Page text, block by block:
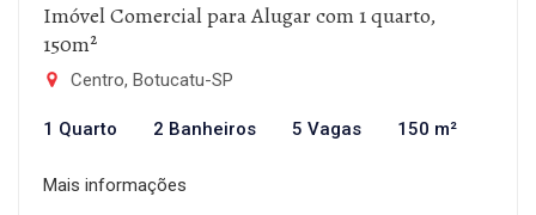
Imóvel Comercial para Alugar com 1 quarto,
150m²
Centro, Botucatu-SP
1 Quarto 2 Banheiros 5 Vagas 150 m²
Mais informações